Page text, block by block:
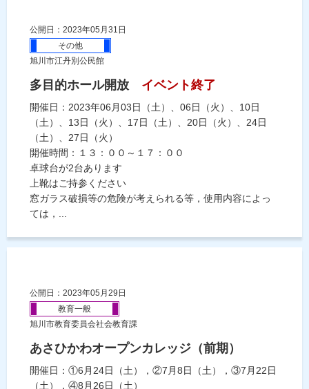
公開日：2023年05月31日
その他
旭川市江丹別公民館
多目的ホール開放 イベント終了
開催日：2023年06月03日（土）、06日（火）、10日
（土）、13日（火）、17日（土）、20日（火）、24日
（土）、27日（火）
開催時間：１３：００～１７：００
卓球台が2台あります
上靴はご持参ください
窓ガラス破損等の危険が考えられる等，使用内容によっ
ては，...
公開日：2023年05月29日
教育一般
旭川市教育委員会社会教育課
あさひかわオープンカレッジ（前期）
開催日：①6月24日（土），②7月8日（土），③7月22日
（土），④8月26日（土）